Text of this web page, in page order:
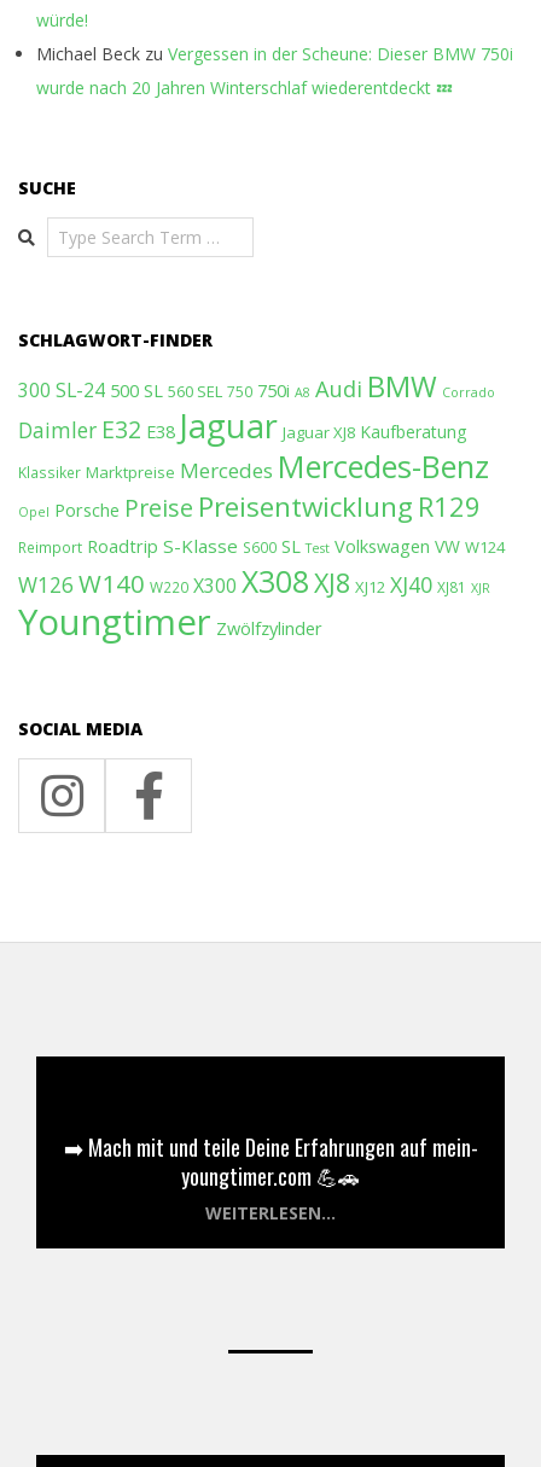
würde!
Michael Beck zu Vergessen in der Scheune: Dieser BMW 750i
wurde nach 20 Jahren Winterschlaf wiederentdeckt 💤
SUCHE
Search
SCHLAGWORT-FINDER
300 SL-24 500 SL 560 SEL 750 750i A8 Audi BMW Corrado
Daimler E32 E38 Jaguar Jaguar XJ8 Kaufberatung
Klassiker Marktpreise Mercedes Mercedes-Benz
Opel Porsche Preise Preisentwicklung R129
Reimport Roadtrip S-Klasse S600 SL Test Volkswagen VW W124
W126 W140 W220 X300 X308XJ8 XJ12 XJ40 XJ81 XJR
Youngtimer Zwölfzylinder
SOCIAL MEDIA
➡️ Mach mit und teile Deine Erfahrungen auf mein-
youngtimer.com 💪🚗
WEITERLESEN...